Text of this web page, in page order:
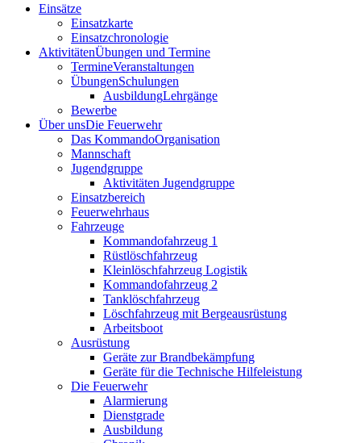
Einsätze
Einsatzkarte
Einsatzchronologie
AktivitätenÜbungen und Termine
TermineVeranstaltungen
ÜbungenSchulungen
AusbildungLehrgänge
Bewerbe
Über unsDie Feuerwehr
Das KommandoOrganisation
Mannschaft
Jugendgruppe
Aktivitäten Jugendgruppe
Einsatzbereich
Feuerwehrhaus
Fahrzeuge
Kommandofahrzeug 1
Rüstlöschfahrzeug
Kleinlöschfahrzeug Logistik
Kommandofahrzeug 2
Tanklöschfahrzeug
Löschfahrzeug mit Bergeausrüstung
Arbeitsboot
Ausrüstung
Geräte zur Brandbekämpfung
Geräte für die Technische Hilfeleistung
Die Feuerwehr
Alarmierung
Dienstgrade
Ausbildung